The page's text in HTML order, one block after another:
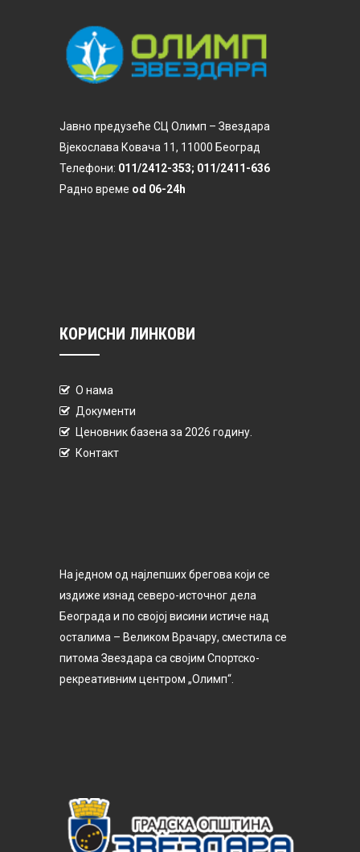
Јавно предузеће СЦ Олимп – Звездара
Вјекослава Ковача 11, 11000 Београд
Телефони: 011/2412-353; 011/2411-636
Радно време od 06-24h
КОРИСНИ ЛИНКОВИ
О нама
Документи
Ценовник базена за 2026 годину.
Контакт
На једном од најлепших брегова који се
издиже изнад северо-источног дела
Београда и по својој висини истиче над
осталима – Великом Врачару, сместила се
питома Звездара са својим Спортско-
рекреативним центром „Олимп“.